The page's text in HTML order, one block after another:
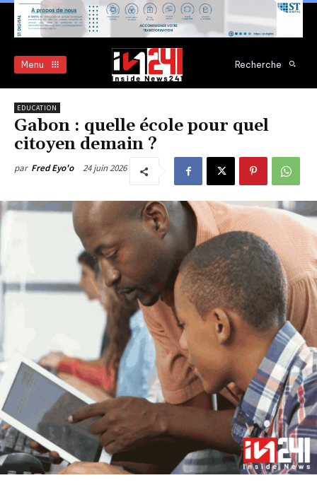
Menu Recherche
EDUCATION
Gabon : quelle école pour quel
citoyen demain ?
par Fred Eyo'o 24 juin 2026